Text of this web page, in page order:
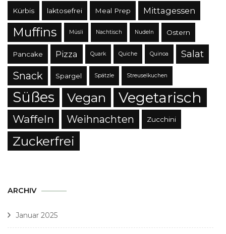
Kürbis laktosefrei Meal Prep Mittagessen
Muffins Müsli Nachtisch Nudeln Ostern
Pancake Pizza Quark Quiche Quinoa Salat
Snack Spargel Spätzle Streuselkuchen
Süßes Vegan Vegetarisch
Waffeln Weihnachten Zucchini
Zuckerfrei
ARCHIV
Januar 2025